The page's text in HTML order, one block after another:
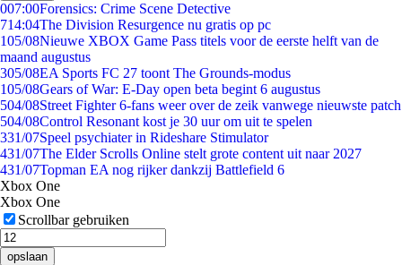
007:00Forensics: Crime Scene Detective
714:04The Division Resurgence nu gratis op pc
105/08Nieuwe XBOX Game Pass titels voor de eerste helft van de
maand augustus
305/08EA Sports FC 27 toont The Grounds-modus
105/08Gears of War: E-Day open beta begint 6 augustus
504/08Street Fighter 6-fans weer over de zeik vanwege nieuwste patch
504/08Control Resonant kost je 30 uur om uit te spelen
331/07Speel psychiater in Rideshare Stimulator
431/07The Elder Scrolls Online stelt grote content uit naar 2027
431/07Topman EA nog rijker dankzij Battlefield 6
Xbox One
Xbox One
Scrollbar gebruiken
opslaan